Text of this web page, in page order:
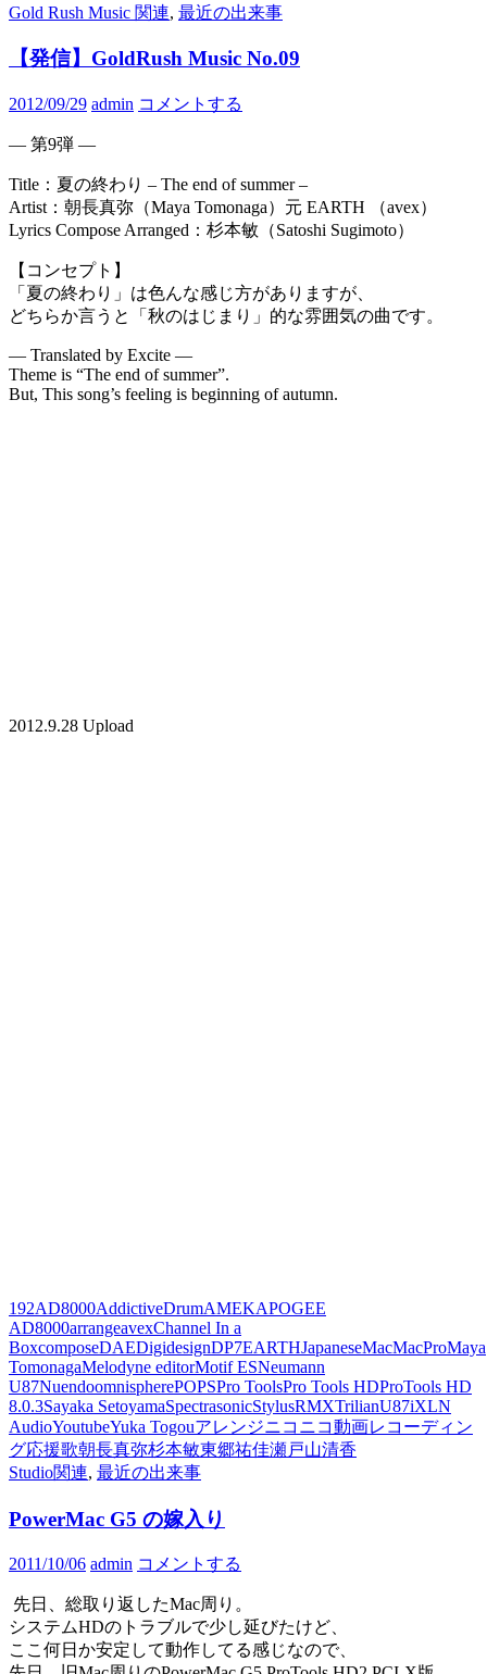
Gold Rush Music 関連, 最近の出来事
【発信】GoldRush Music No.09
2012/09/29 admin コメントする
— 第9弾 —
Title：夏の終わり – The end of summer –
Artist：朝長真弥（Maya Tomonaga）元 EARTH （avex）
Lyrics Compose Arranged：杉本敏（Satoshi Sugimoto）
【コンセプト】
「夏の終わり」は色んな感じ方がありますが、
どちらか言うと「秋のはじまり」的な雰囲気の曲です。
— Translated by Excite —
Theme is “The end of summer”.
But, This song’s feeling is beginning of autumn.
2012.9.28 Upload
192AD8000AddictiveDrumAMEKAPOGEE
AD8000arrangeavexChannel In a
BoxcomposeDAEDigidesignDP7EARTHJapaneseMacMacProMaya
TomonagaMelodyne editorMotif ESNeumann
U87NuendoomnispherePOPSPro ToolsPro Tools HDProTools HD
8.0.3Sayaka SetoyamaSpectrasonicStylusRMXTrilianU87iXLN
AudioYoutubeYuka Togouアレンジニコニコ動画レコーディン
グ応援歌朝長真弥杉本敏東郷祐佳瀬戸山清香
Studio関連, 最近の出来事
PowerMac G5 の嫁入り
2011/10/06 admin コメントする
先日、総取り返したMac周り。
システムHDのトラブルで少し延びたけど、
ここ何日か安定して動作してる感じなので、